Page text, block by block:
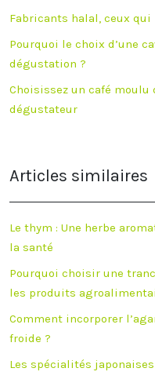
Fabricants halal, ceux
Pourquoi le choix d’une
dégustation ?
Choisissez un café
dégustateur
Articles similaires
Le thym : Une herbe
la santé
Pourquoi choisir une
les produits
Comment incorporer
froide ?
Les spécialités